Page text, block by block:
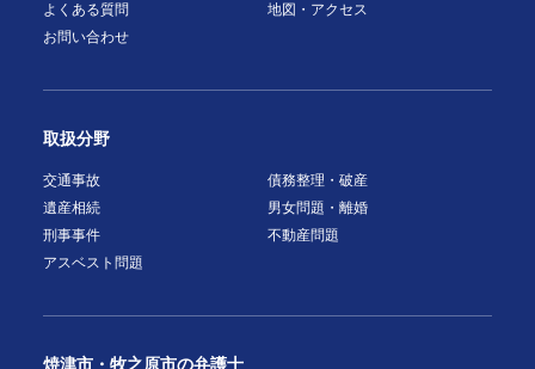
よくある質問
地図・アクセス
お問い合わせ
取扱分野
交通事故
債務整理・破産
遺産相続
男女問題・離婚
刑事事件
不動産問題
アスベスト問題
焼津市・牧之原市の弁護士